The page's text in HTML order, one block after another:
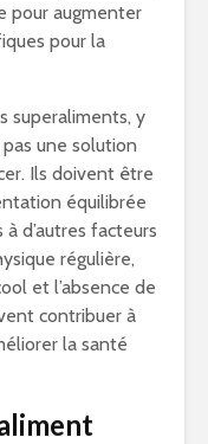
pour augmenter
pour la
superaliments, y
une solution
Ils doivent être
équilibrée
d’autres facteurs
régulière,
et l’absence de
contribuer à
la santé